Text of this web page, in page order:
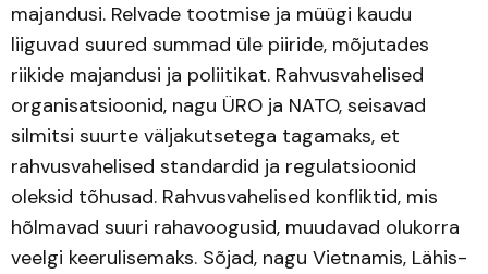
majandusi. Relvade tootmise ja müügi kaudu
liiguvad suured summad üle piiride, mõjutades
riikide majandusi ja poliitikat. Rahvusvahelised
organisatsioonid, nagu ÜRO ja NATO, seisavad
silmitsi suurte väljakutsetega tagamaks, et
rahvusvahelised standardid ja regulatsioonid
oleksid tõhusad. Rahvusvahelised konfliktid, mis
hõlmavad suuri rahavoogusid, muudavad olukorra
veelgi keerulisemaks. Sõjad, nagu Vietnamis, Lähis-